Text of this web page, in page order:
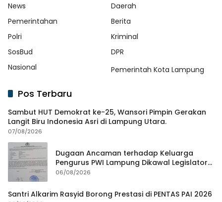
News
Daerah
Pemerintahan
Berita
Polri
Kriminal
SosBud
DPR
Nasional
Pemerintah Kota Lampung
Pos Terbaru
Sambut HUT Demokrat ke-25, Wansori Pimpin Gerakan
Langit Biru Indonesia Asri di Lampung Utara.
07/08/2026
Dugaan Ancaman terhadap Keluarga
Pengurus PWI Lampung Dikawal Legislator
dan Jurnalis
06/08/2026
Santri Alkarim Rasyid Borong Prestasi di PENTAS PAI 2026